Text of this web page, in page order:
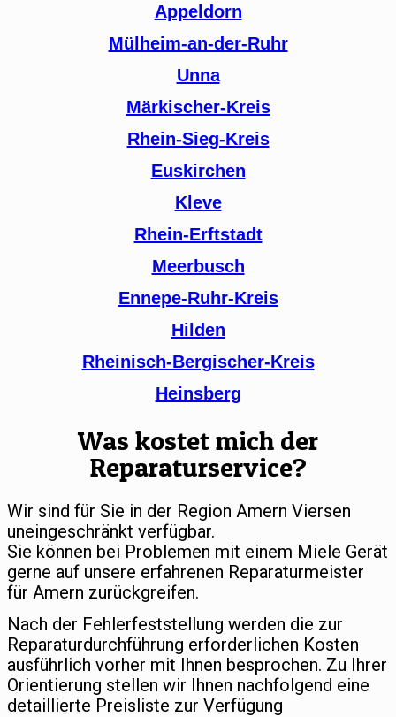
Appeldorn
Mülheim-an-der-Ruhr
Unna
Märkischer-Kreis
Rhein-Sieg-Kreis
Euskirchen
Kleve
Rhein-Erftstadt
Meerbusch
Ennepe-Ruhr-Kreis
Hilden
Rheinisch-Bergischer-Kreis
Heinsberg
Was kostet mich der
Reparaturservice?
Wir sind für Sie in der Region Amern Viersen
uneingeschränkt verfügbar.
Sie können bei Problemen mit einem Miele Gerät
gerne auf unsere erfahrenen Reparaturmeister
für Amern zurückgreifen.
Nach der Fehlerfeststellung werden die zur
Reparaturdurchführung erforderlichen Kosten
ausführlich vorher mit Ihnen besprochen. Zu Ihrer
Orientierung stellen wir Ihnen nachfolgend eine
detaillierte Preisliste zur Verfügung